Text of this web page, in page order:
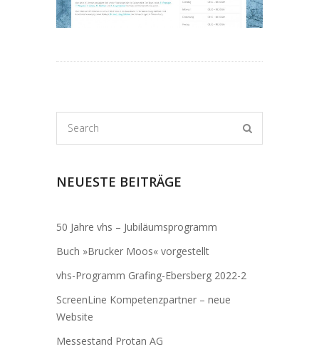
NEUESTE BEITRÄGE
50 Jahre vhs – Jubiläumsprogramm
Buch »Brucker Moos« vorgestellt
vhs-Programm Grafing-Ebersberg 2022-2
ScreenLine Kompetenzpartner – neue
Website
Messestand Protan AG